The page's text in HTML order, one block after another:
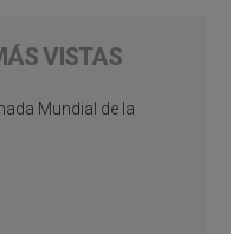
VISTAS
Mundial de la